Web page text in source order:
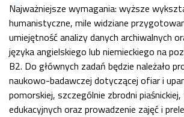
Najważniejsze wymagania: wyższe
humanistyczne, mile widziane
umiejętność analizy danych archiwalnych
języka angielskiego lub niemieckiego na
B2. Do głównych zadań będzie należało
naukowo-badawczej dotyczącej ofiar i
pomorskiej, szczególnie zbrodni
edukacyjnych oraz prowadzenie zajęć i